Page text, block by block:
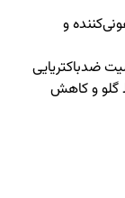
ضدعفونی‌کننده و
مخاط گلو و کاهش